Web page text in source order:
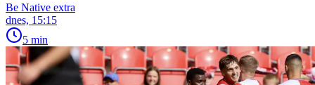
Be Native extra
dnes, 15:15
5 min